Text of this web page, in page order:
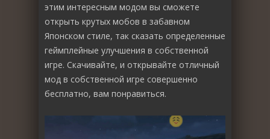
этим интересным модом вы сможете
открыть крутых мобов в забавном
Японском стиле, так сказать определенные
геймплейные улучшения в собственной
игре. Скачивайте, и открывайте отличный
мод в собственной игре совершенно
бесплатно, вам понравиться.